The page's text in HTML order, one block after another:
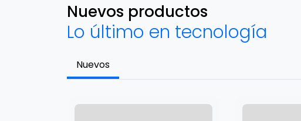
Nuevos productos
Lo último en tecnología
Nuevos